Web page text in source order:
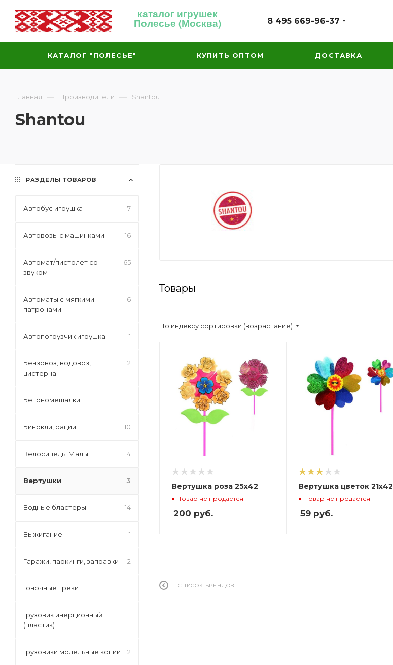
каталог игрушек
Полесье (Москва) 8 495 669-96-37
КАТАЛОГ "ПОЛЕСЬЕ" КУПИТЬ ОПТОМ ДОСТАВКА
Главная — Производители — Shantou
Shantou
Товары
По индексу сортировки (возрастание)
Вертушка роза 25х42
Товар не продается
200 руб.
Вертушка цветок 21х42
Товар не продается
59руб.
СПИСОК БРЕНДОВ
РАЗДЕЛЫ ТОВАРОВ
Автобус игрушка 7
Автовозы с машинками 16
Автомат/пистолет со
звуком
65
Автоматы с мягкими
патронами
6
Автопогрузчик игрушка 1
Бензовоз, водовоз,
цистерна
2
Бетономешалки 1
Бинокли, рации 10
Велосипеды Малыш 4
Вертушки 3
Водные бластеры 14
Выжигание 1
Гаражи, паркинги, заправки 2
Гоночные треки 1
Грузовик инерционный
(пластик)
1
Грузовики модельные копии 2